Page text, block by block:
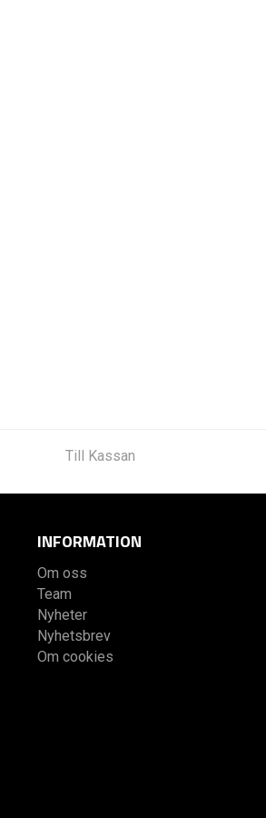
Till Kassan
INFORMATION
Om oss
Team
Nyheter
Nyhetsbrev
Om cookies